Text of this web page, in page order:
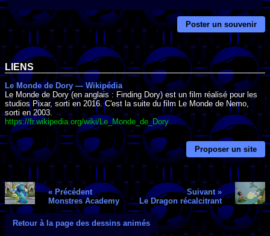
Poster un souvenir
LIENS
Le Monde de Dory — Wikipédia
Le Monde de Dory (en anglais : Finding Dory) est un film réalisé pour les
studios Pixar, sorti en 2016. C'est la suite du film Le Monde de Nemo,
sorti en 2003.
https://fr.wikipedia.org/wiki/Le_Monde_de_Dory
Proposer un site
« Précédent
Monstres Academy
Suivant »
Le Dragon récalcitrant
Retour à la page des dessins animés